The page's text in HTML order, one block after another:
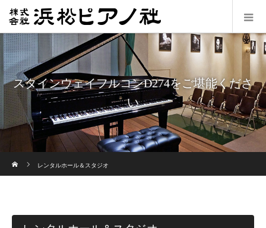
スタインウェイフルコンD274をご堪能くださ
い
レンタルホール＆スタジオ